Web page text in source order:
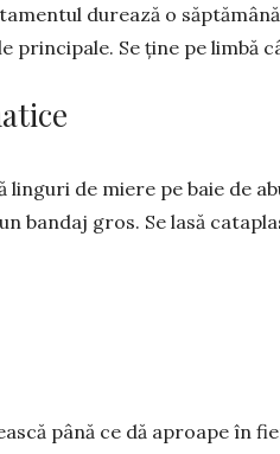
durează o
principale. Se ține pe limbă
linguri de miere pe baie de
bandaj gros. Se lasă
până ce dă aproape în